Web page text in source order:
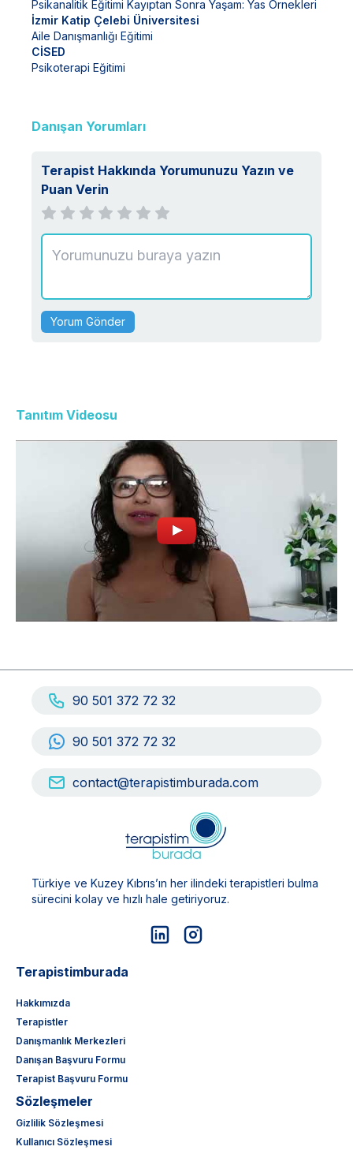
Psikanalitik Eğitimi Kayıptan Sonra Yaşam: Yas Örnekleri
İzmir Katip Çelebi Üniversitesi
Aile Danışmanlığı Eğitimi
CİSED
Psikoterapi Eğitimi
Danışan Yorumları
Terapist Hakkında Yorumunuzu Yazın ve
Puan Verin
Yorum Gönder
Tanıtım Videosu
90 501 372 72 32
90 501 372 72 32
contact@terapistimburada.com
Türkiye ve Kuzey Kıbrıs’ın her ilindeki terapistleri bulma
sürecini kolay ve hızlı hale getiriyoruz.
Terapistimburada
Hakkımızda
Terapistler
Danışmanlık Merkezleri
Danışan Başvuru Formu
Terapist Başvuru Formu
Sözleşmeler
Gizlilik Sözleşmesi
Kullanıcı Sözleşmesi